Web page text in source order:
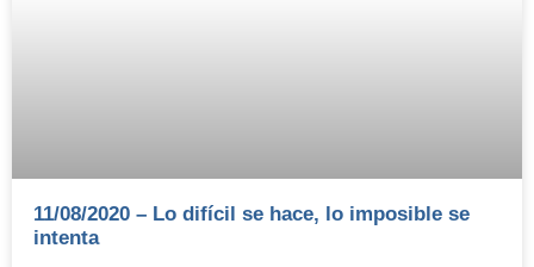
11/08/2020 – Lo difícil se hace, lo imposible se
intenta